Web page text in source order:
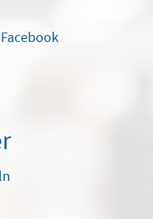
Facebook